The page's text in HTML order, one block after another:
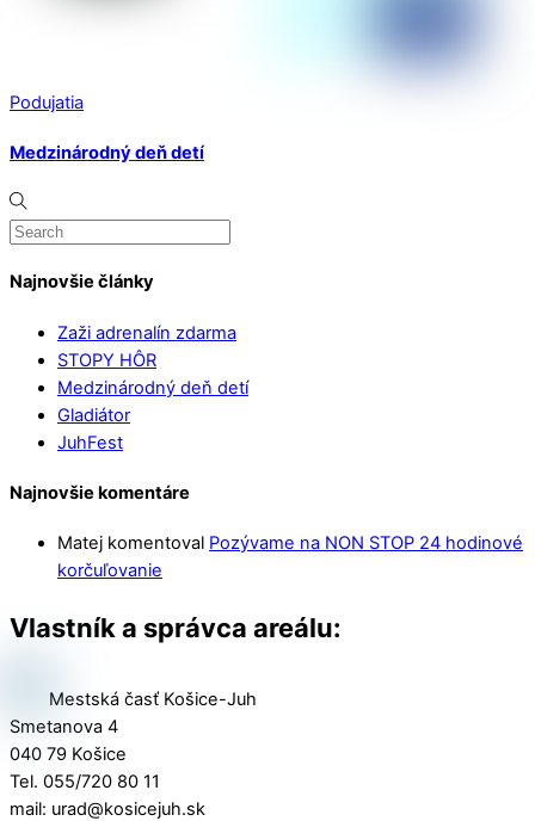
Podujatia
Medzinárodný deň detí
Najnovšie články
Zaži adrenalín zdarma
STOPY HÔR
Medzinárodný deň detí
Gladiátor
JuhFest
Najnovšie komentáre
Matej komentoval Pozývame na NON STOP 24 hodinové
korčuľovanie
Vlastník a správca areálu:
Mestská časť Košice-Juh
Smetanova 4
040 79 Košice
Tel. 055/720 80 11
mail: urad@kosicejuh.sk